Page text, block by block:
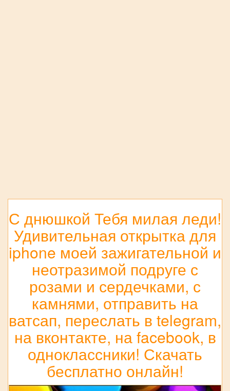
С днюшкой Тебя милая леди!
Удивительная открытка для
iphone моей зажигательной и
неотразимой подруге с
розами и сердечками, с
камнями, отправить на
ватсап, переслать в telegram,
на вконтакте, на facebook, в
одноклассники! Скачать
бесплатно онлайн!